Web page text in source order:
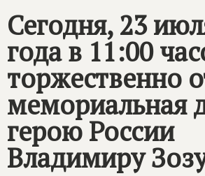
Контакты
Сегодня, 23
года в 11:00
торжественно
мемориальная
герою России
Владимиру